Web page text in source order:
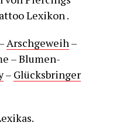
Lexikon .
Arschgeweih–
– Blumen-
– Glücksbringer